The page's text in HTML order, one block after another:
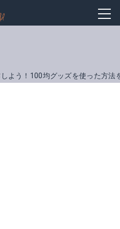
よう！100均グッズを使った方法